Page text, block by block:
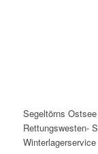
Segeltörns
Rettungswesten-